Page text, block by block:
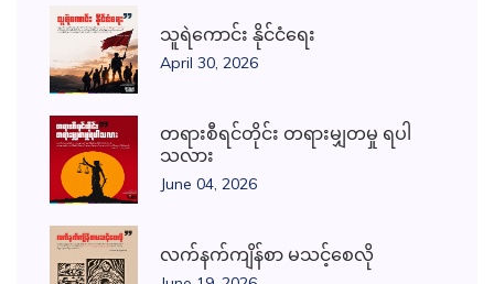
သူရဲကောင်း နိုင်ငံရေး
April 30, 2026
တရားစီရင်တိုင်း တရားမျှတမှု ရပါ
သလား
June 04, 2026
လက်နက်ကျိန်စာ မသင့်စေလို